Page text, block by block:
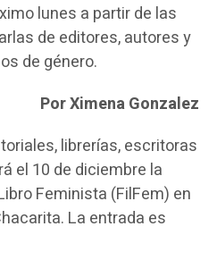
lunes a partir de las
de editores, autores y
de género.
Por Ximena Gonzalez
librerías, escritoras
el 10 de diciembre la
Feminista (FilFem) en
La entrada es